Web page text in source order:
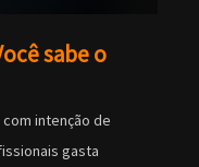
sabe o
intenção de
gasta